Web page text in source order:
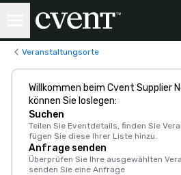
Veranstaltungsorte
Willkommen beim Cvent Supplier
können Sie loslegen:
Suchen
Teilen Sie Eventdetails, finden Sie
fügen Sie diese Ihrer Liste hinzu.
Anfrage senden
Überprüfen Sie Ihre ausgewählten
senden Sie eine Anfrage